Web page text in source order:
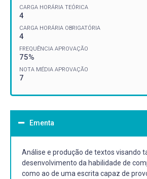
CARGA HORÁRIA TEÓRICA
4
CARGA HORÁRIA OBRIGATÓRIA
4
FREQUÊNCIA APROVAÇÃO
75%
NOTA MÉDIA APROVAÇÃO
7
Ementa
Análise e produção de textos visando
desenvolvimento da habilidade de
como ao de uma escrita capaz de